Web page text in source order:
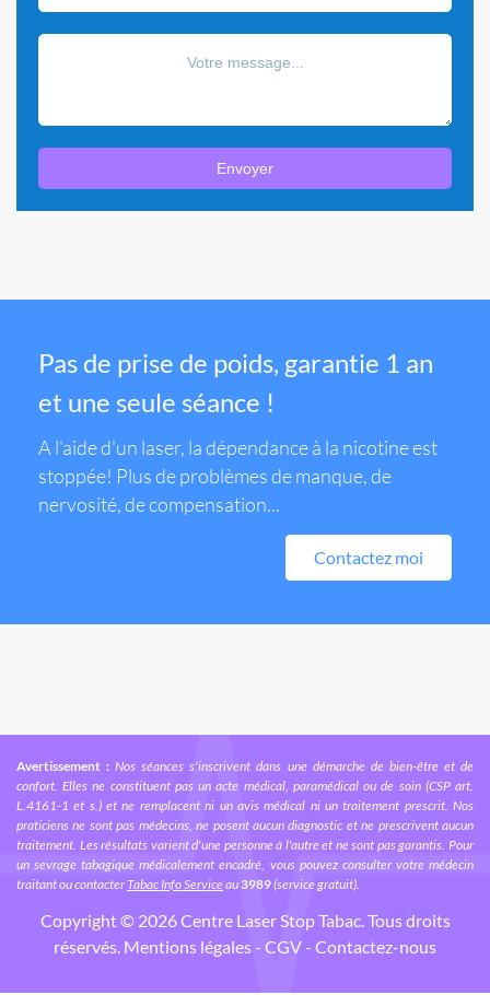
Envoyer
Pas de prise de poids, garantie 1 an
et une seule séance !
A l'aide d'un laser, la dépendance à la nicotine est
stoppée! Plus de problèmes de manque, de
nervosité, de compensation...
Contactez moi
Avertissement : Nos séances s'inscrivent dans une démarche de bien-être et de
confort. Elles ne constituent pas un acte médical, paramédical ou de soin (CSP art.
L.4161-1 et s.) et ne remplacent ni un avis médical ni un traitement prescrit. Nos
praticiens ne sont pas médecins, ne posent aucun diagnostic et ne prescrivent aucun
traitement. Les résultats varient d'une personne à l'autre et ne sont pas garantis. Pour
un sevrage tabagique médicalement encadré, vous pouvez consulter votre médecin
traitant ou contacterTabac Info Serviceau 3989(service gratuit).
Copyright © 2026 Centre LaserStop Tabac. Tous droits
réservés. Mentions légales - CGV- Contactez-nous